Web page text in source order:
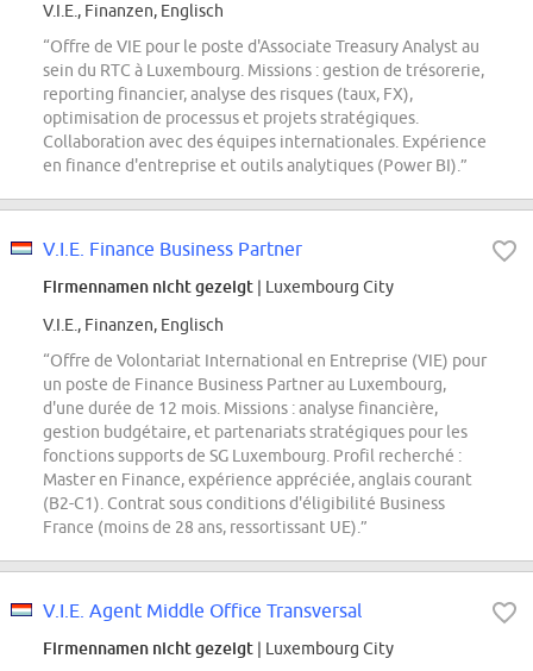
V.I.E., Finanzen, Englisch
“Offre de VIE pour le poste d'Associate Treasury Analyst au
sein du RTC à Luxembourg. Missions : gestion de trésorerie,
reporting financier, analyse des risques (taux, FX),
optimisation de processus et projets stratégiques.
Collaboration avec des équipes internationales. Expérience
en finance d'entreprise et outils analytiques (Power BI).”
V.I.E. Finance Business Partner
Firmennamen nicht gezeigt | Luxembourg City
V.I.E., Finanzen, Englisch
“Offre de Volontariat International en Entreprise (VIE) pour
un poste de Finance Business Partner au Luxembourg,
d'une durée de 12 mois. Missions : analyse financière,
gestion budgétaire, et partenariats stratégiques pour les
fonctions supports de SG Luxembourg. Profil recherché :
Master en Finance, expérience appréciée, anglais courant
(B2-C1). Contrat sous conditions d'éligibilité Business
France (moins de 28 ans, ressortissant UE).”
V.I.E. Agent Middle Office Transversal
Firmennamen nicht gezeigt | Luxembourg City